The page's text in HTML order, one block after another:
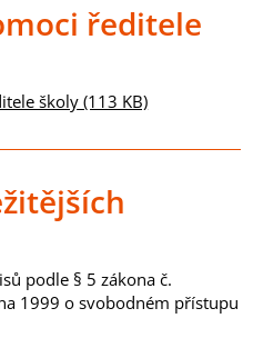
ředitele
školy (113 KB)
podle § 5 zákona č.
1999 o svobodném přístupu